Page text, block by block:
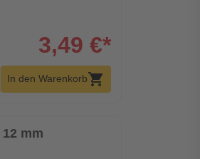
3,49 €*
Menge
In den Warenkorbshopping_cart
mm